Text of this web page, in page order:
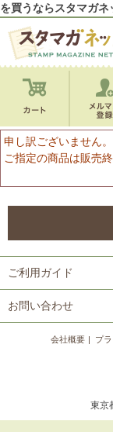
を買うならスタマガネ
申し訳ございません。
ご指定の商品は販売
ご利用ガイド
お問い合わせ
会社概要 プ
東京